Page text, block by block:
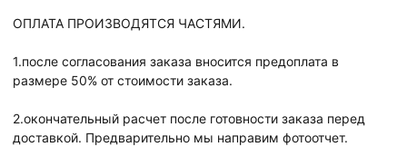
ОПЛАТА ПРОИЗВОДЯТСЯ ЧАСТЯМИ.
1.после согласования заказа вносится предоплата в
размере 50% от стоимости заказа.
2.окончательный расчет после готовности заказа перед
доставкой. Предварительно мы направим фотоотчет.